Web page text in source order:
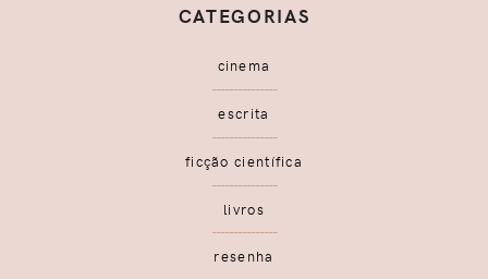
CATEGORIAS
cinema
escrita
ficção científica
livros
resenha